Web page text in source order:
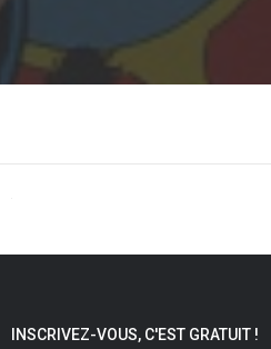
INSCRIVEZ-VOUS, C'EST GRATUIT !